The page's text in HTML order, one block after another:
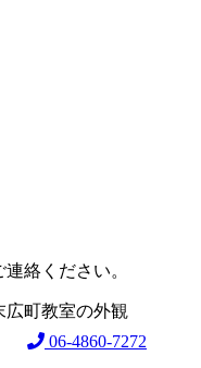
絡ください。
06-4860-7272